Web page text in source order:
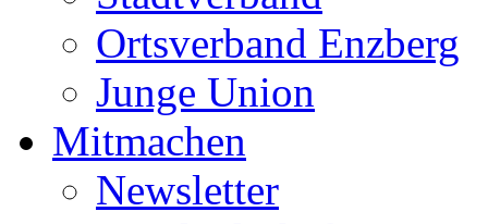
Ortsverband Enzberg
Junge Union
Mitmachen
Newsletter